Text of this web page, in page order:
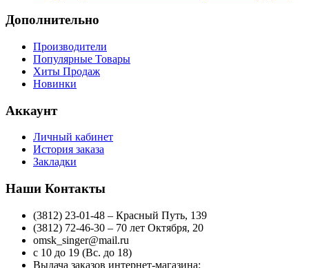
Дополнительно
Производители
Популярные Товары
Хиты Продаж
Новинки
Аккаунт
Личный кабинет
История заказа
Закладки
Наши Контакты
(3812) 23-01-48 – Красный Путь, 139
(3812) 72-46-30 – 70 лет Октября, 20
omsk_singer@mail.ru
с 10 до 19 (Вс. до 18)
Выдача заказов интернет-магазина: